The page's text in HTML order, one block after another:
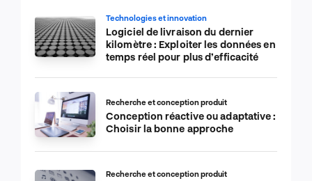
Technologies et innovation
Logiciel de livraison du dernier
kilomètre : Exploiter les données en
temps réel pour plus d’efficacité
Recherche et conception produit
Conception réactive ou adaptative :
Choisir la bonne approche
Recherche et conception produit